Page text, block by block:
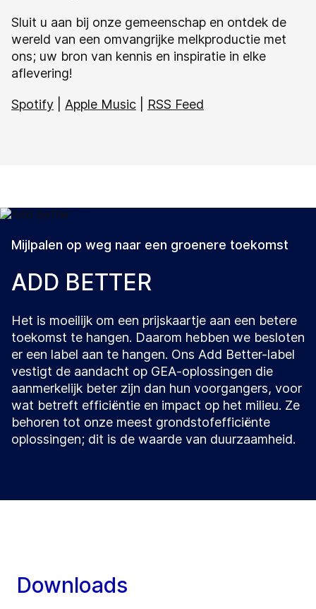
Sluit u aan bij onze gemeenschap en ontdek de
wereld van een omvangrijke melkproductie met
ons; uw bron van kennis en inspiratie in elke
aflevering!
Spotify Apple Music RSS Feed
Mijlpalen op weg naar een groenere toekomst
ADD BETTER
Het is moeilijk om een prijskaartje aan een betere
toekomst te hangen. Daarom hebben we besloten
er een label aan te hangen. Ons Add Better-label
vestigt de aandacht op GEA-oplossingen die
aanmerkelijk beter zijn dan hun voorgangers, voor
wat betreft efficiëntie en impact op het milieu. Ze
behoren tot onze meest grondstofefficiënte
oplossingen; dit is de waarde van duurzaamheid.
Downloads